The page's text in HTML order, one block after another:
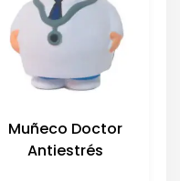
Muñeco Doctor
Antiestrés